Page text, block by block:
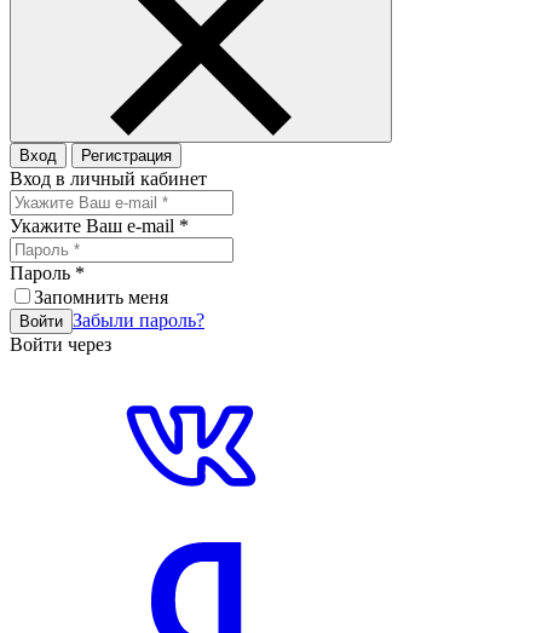
Вход Регистрация
Вход в личный кабинет
Укажите Ваш e-mail *
Пароль *
Запомнить меня
Войти Забыли пароль?
Войти через